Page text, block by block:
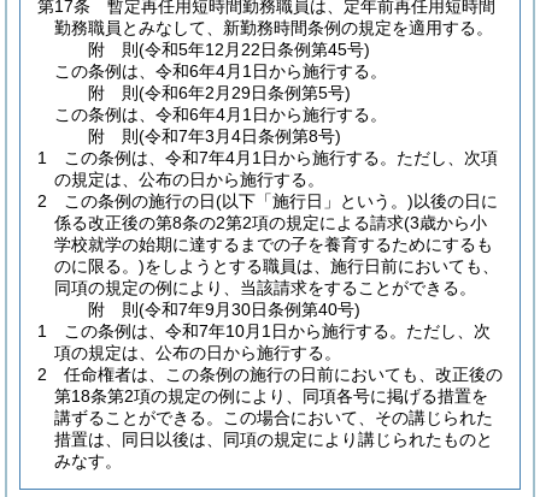
第17条
暫定再任用短時間勤務職員は、定年前再任用短時間
勤務職員とみなして、新勤務時間条例の規定を適用する。
附 則(令和5年12月22日条例第45号)
この条例は、令和6年4月1日から施行する。
附 則(令和6年2月29日条例第5号)
この条例は、令和6年4月1日から施行する。
附 則(令和7年3月4日条例第8号)
1
この条例は、令和7年4月1日から施行する。 ただし、次項
の規定は、公布の日から施行する。
2
この条例の施行の日(以下「施行日」という。)以後の日に
係る改正後の第8条の2第2項の規定による請求(3歳から小
学校就学の始期に達するまでの子を養育するためにするも
のに限る。)をしようとする職員は、施行日前においても、
同項の規定の例により、当該請求をすることができる。
附 則(令和7年9月30日条例第40号)
1
この条例は、令和7年10月1日から施行する。 ただし、次
項の規定は、公布の日から施行する。
2
任命権者は、この条例の施行の日前においても、改正後の
第18条第2項の規定の例により、同項各号に掲げる措置を
講ずることができる。
この場合において、その講じられた
措置は、同日以後は、同項の規定により講じられたものと
みなす。